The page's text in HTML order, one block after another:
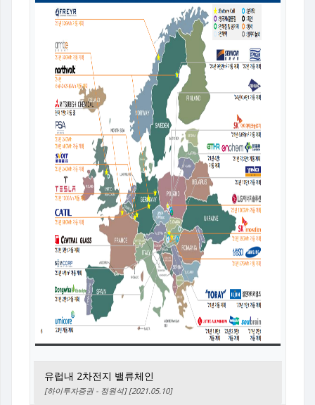
유럽내 2차전지 밸류체인
[하이투자증권 - 정원석] [2021.05.10]